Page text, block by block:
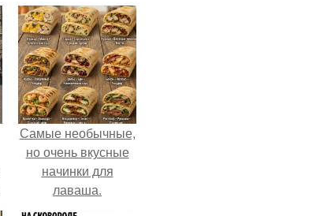
Самые необычные,
но очень вкусные
начинки для
лаваша.